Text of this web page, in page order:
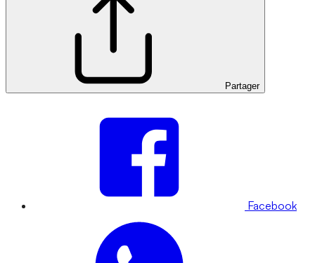
Partager
Facebook